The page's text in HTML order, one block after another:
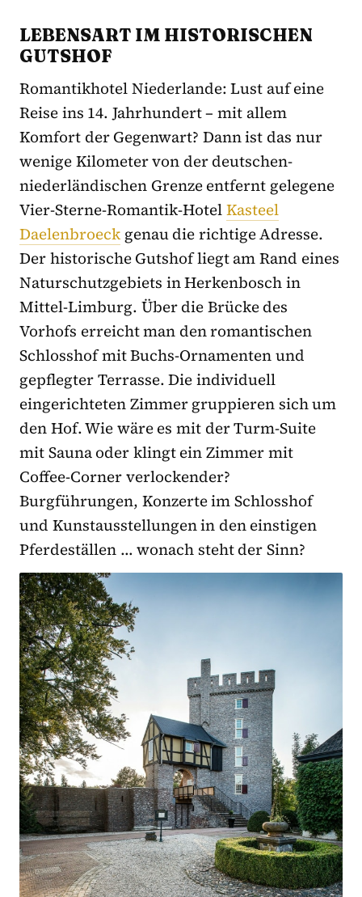
LEBENSART IM HISTORISCHEN
GUTSHOF
Romantikhotel Niederlande: Lust auf eine
Reise ins 14. Jahrhundert – mit allem
Komfort der Gegenwart? Dann ist das nur
wenige Kilometer von der deutschen-
niederländischen Grenze entfernt gelegene
Vier-Sterne-Romantik-HotelKasteel
Daelenbroeck genau die richtige Adresse.
Der historische Gutshof liegt am Rand eines
Naturschutzgebiets in Herkenbosch in
Mittel-Limburg. Über die Brücke des
Vorhofs erreicht man den romantischen
Schlosshof mit Buchs-Ornamenten und
gepflegter Terrasse. Die individuell
eingerichteten Zimmer gruppieren sich um
den Hof. Wie wäre es mit der Turm-Suite
mit Sauna oder klingt ein Zimmer mit
Coffee-Corner verlockender?
Burgführungen, Konzerte im Schlosshof
und Kunstausstellungen in den einstigen
Pferdeställen … wonach steht der Sinn?